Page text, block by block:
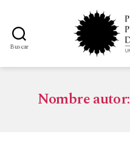
Buscar
Nombre autor: